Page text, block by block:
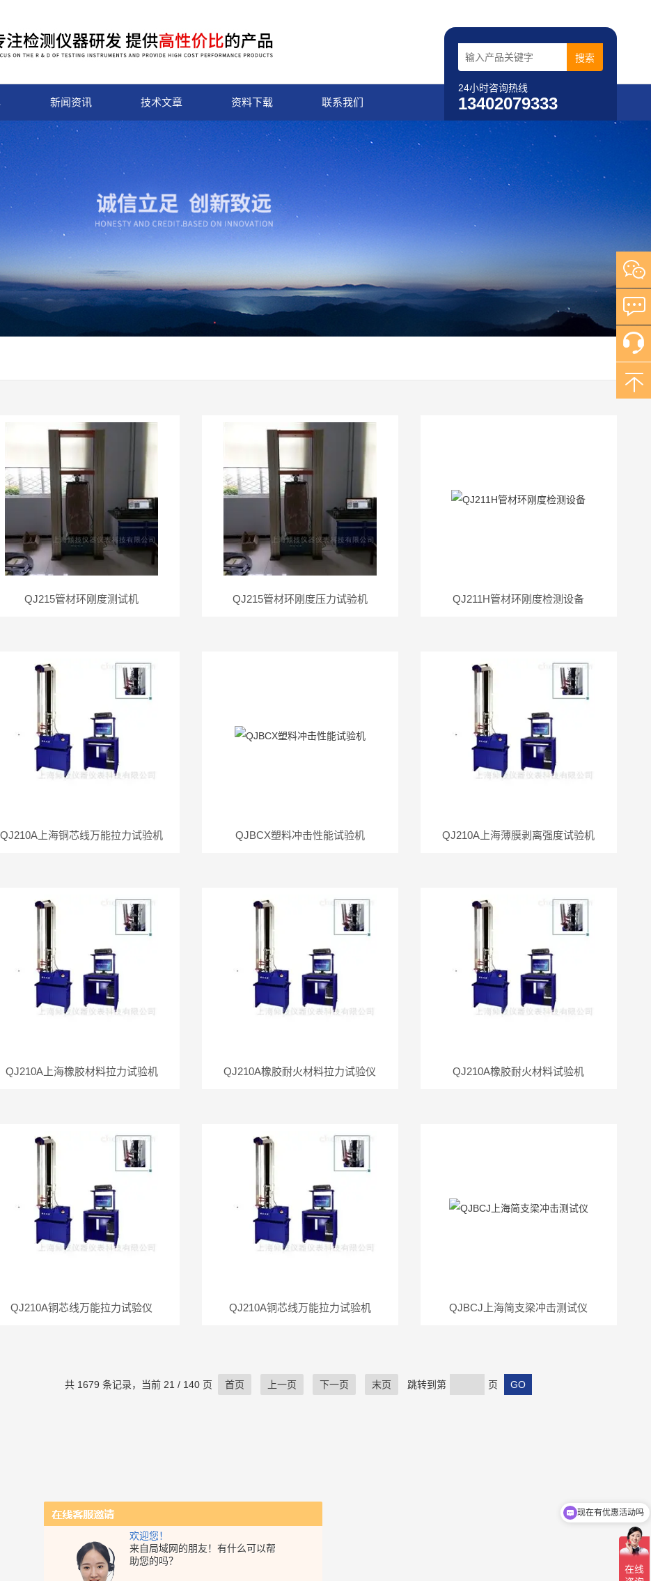
欢迎您！
来自局域网的朋友！有什么可以帮
助您的吗？
24小时咨询热线
13402079333
新闻资讯 技术文章 资料下载 联系我们
QJ215管材环刚度测试机 QJ215管材环刚度压力试验机 QJ211H管材环刚度检测设备
QJ210A上海铜芯线万能拉力试验机 QJBCX塑料冲击性能试验机 QJ210A上海薄膜剥离强度试验机
QJ210A上海橡胶材料拉力试验机 QJ210A橡胶耐火材料拉力试验仪 QJ210A橡胶耐火材料试验机
QJ210A铜芯线万能拉力试验仪 QJ210A铜芯线万能拉力试验机 QJBCJ上海简支梁冲击测试仪
共 1679 条记录，当前 21 / 140 页 首页 上一页 下一页 末页 跳转到第 页
可以介绍下你们的产品么